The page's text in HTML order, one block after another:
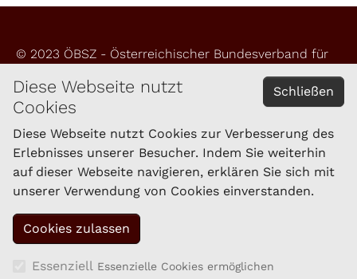
Schließen
Diese Webseite nutzt
Cookies
Diese Webseite nutzt Cookies zur Verbesserung des
Erlebnisses unserer Besucher. Indem Sie weiterhin
auf dieser Webseite navigieren, erklären Sie sich mit
unserer Verwendung von Cookies einverstanden.
Essenziell Essenzielle Cookies ermöglichen
© 2023 ÖBSZ - Österreichischer Bundesverband für
Impressum
KONTAKT
Schaf- und Ziegenzucht Tirol eGen
Brixner Straße 1
6020 Innsbruck
Tel.: 059/292-1861